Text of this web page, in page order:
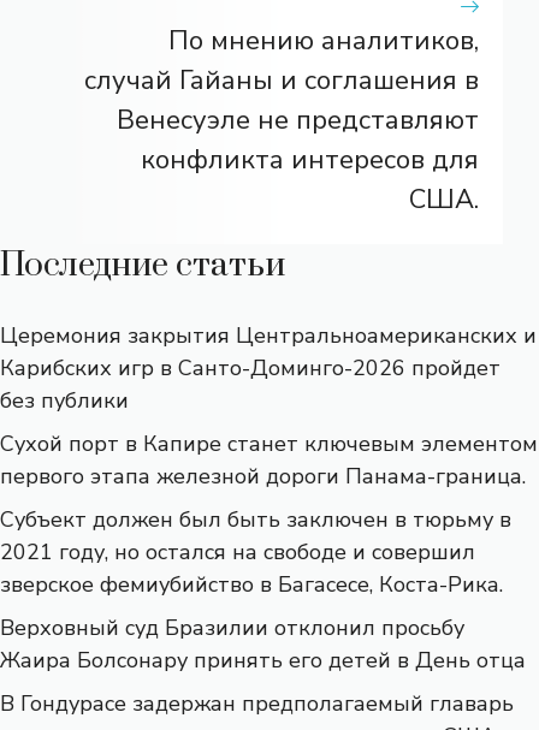
По мнению аналитиков,
случай Гайаны и соглашения в
Венесуэле не представляют
конфликта интересов для
США.
Последние статьи
Церемония закрытия Центральноамериканских и
Карибских игр в Санто-Доминго-2026 пройдет
без публики
Сухой порт в Капире станет ключевым элементом
первого этапа железной дороги Панама-граница.
Субъект должен был быть заключен в тюрьму в
2021 году, но остался на свободе и совершил
зверское фемиубийство в Багасесе, Коста-Рика.
Верховный суд Бразилии отклонил просьбу
Жаира Болсонару принять его детей в День отца
В Гондурасе задержан предполагаемый главарь